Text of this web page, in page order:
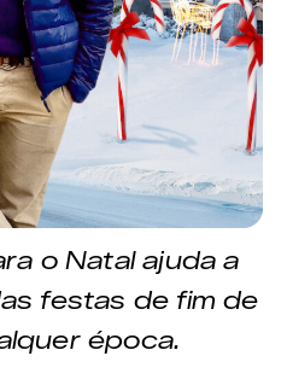
o Natal ajuda a
festas de fim de
época.